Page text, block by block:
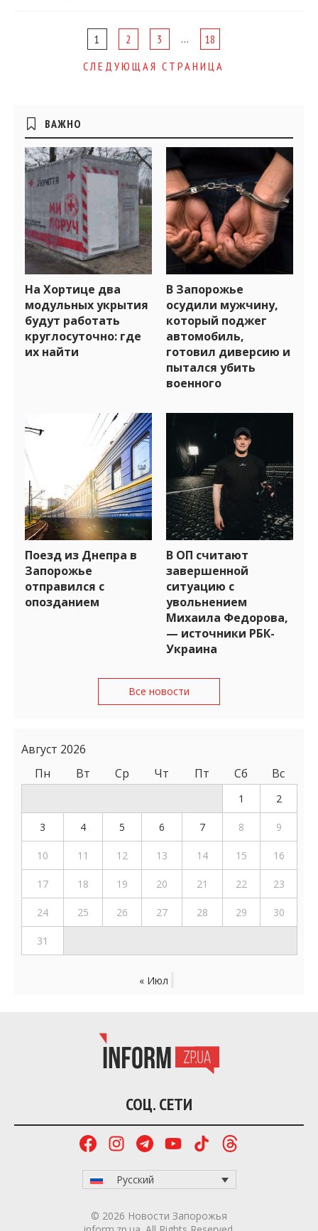
navigation
1 2 3 …
18
СЛЕДУЮЩАЯ СТРАНИЦА
Боковые
виджеты
ВАЖНО
На Хортице два
модульных укрытия
будут работать
круглосуточно: где
их найти
В Запорожье
осудили мужчину,
который поджег
автомобиль,
готовил диверсию и
пытался убить
военного
Поезд из Днепра в
Запорожье
отправился с
опозданием
В ОП считают
завершенной
ситуацию с
увольнением
Михаила Федорова,
— источники РБК-
Украина
Все новости
Август 2026
Пн
Вт Ср Чт Пт Сб Вс
1 2
3 4 5 6 7 8 9
10 11 12 13 14 15 16
17 18 19 20 21 22 23
24 25 26 27 28 29 30
31
« Июл
СОЦ. СЕТИ
Русский
© 2026 Новости Запорожья